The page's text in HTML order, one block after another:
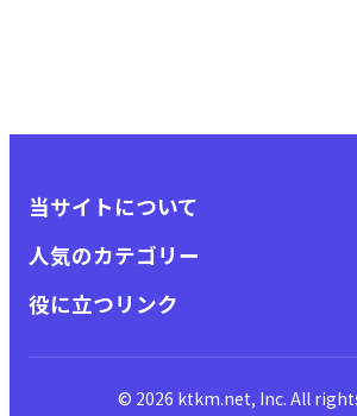
当サイトについて
人気のカテゴリー
役に立つリンク
© 2026 ktkm.net, Inc. All